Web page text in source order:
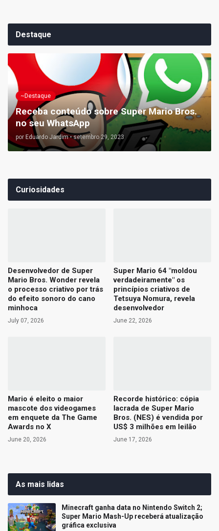
Destaque
~Destaque
Receba conteúdo sobre Super Mario Bros.
no seu WhatsApp
por Eduardo Jardim • setembro 29, 2023
Curiosidades
Desenvolvedor de Super
Mario Bros. Wonder revela
o processo criativo por trás
do efeito sonoro do cano
minhoca
July 07, 2026
Super Mario 64 "moldou
verdadeiramente" os
princípios criativos de
Tetsuya Nomura, revela
desenvolvedor
June 22, 2026
Mario é eleito o maior
mascote dos videogames
em enquete da The Game
Awards no X
June 20, 2026
Recorde histórico: cópia
lacrada de Super Mario
Bros. (NES) é vendida por
US$ 3 milhões em leilão
June 17, 2026
As mais lidas
Minecraft ganha data no Nintendo Switch 2;
Super Mario Mash-Up receberá atualização
gráfica exclusiva